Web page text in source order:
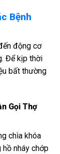
Bệnh
động cơ
Để kịp thời
bất thường
Gọi Thợ
chìa khóa
nháy chớp